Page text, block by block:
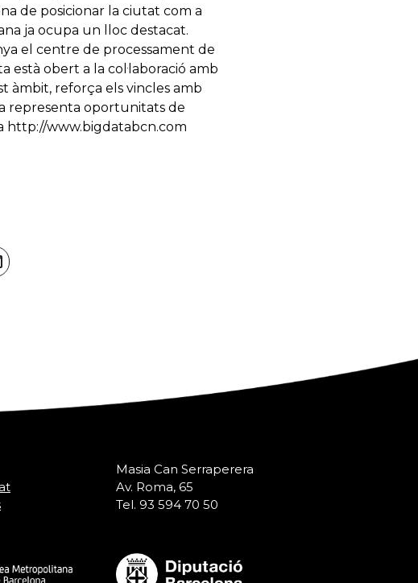
de posicionar la ciutat com a
ja ocupa un lloc destacat.
el centre de processament de
està obert a la col·laboració amb
àmbit, reforça els vincles amb
representa oportunitats de
http://www.bigdatabcn.com
Masia Can Serraperera
Av. Roma, 65
Tel. 93 594 70 50